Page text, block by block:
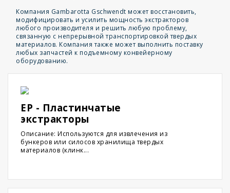
Компания Gambarotta Gschwendt может восстановить,
модифицировать и усилить мощность экстракторов
любого производителя и решить любую проблему,
связанную с непрерывной транспортировкой твердых
материалов. Компания также может выполнить поставку
любых запчастей к подъемному конвейерному
оборудованию.
EP - Пластинчатые
экстракторы
Описание: Используются для извлечения из
бункеров или силосов хранилища твердых
материалов (клинк...